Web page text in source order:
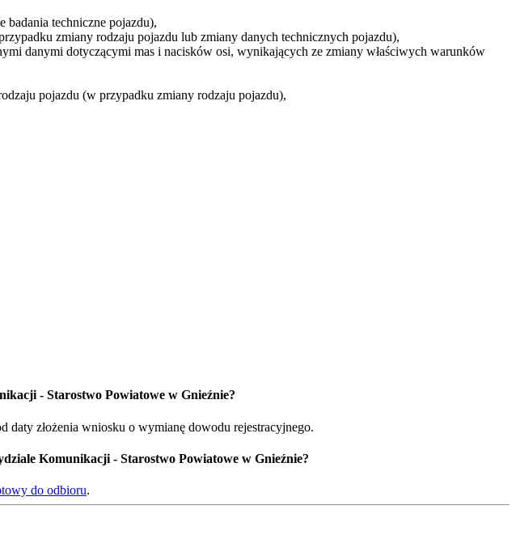
badania techniczne pojazdu),
zmiany rodzaju pojazdu lub zmiany danych technicznych pojazdu),
danymi dotyczącymi mas i nacisków osi, wynikających ze zmiany właściwych warunków
pojazdu (w przypadku zmiany rodzaju pojazdu),
- Starostwo Powiatowe w Gnieźnie?
złożenia wniosku o wymianę dowodu rejestracyjnego.
Komunikacji - Starostwo Powiatowe w Gnieźnie?
do odbioru.